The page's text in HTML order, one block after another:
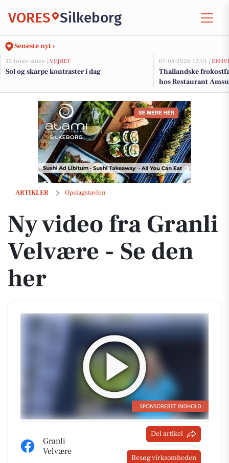
VORES Silkeborg
Seneste nyt ›
13 timer siden | VEJRET
Sol og skarpe kontraster i dag
07-08-2026 12:01 |
Thailandske
hos Restaurant
ARTIKLER Opslagstavlen
Ny video fra Granli Velvære - Se den her
Ny video fra Granli
Velvære - Se den
her
Granli
Velvære
Del artikel
Besøg virksomheden